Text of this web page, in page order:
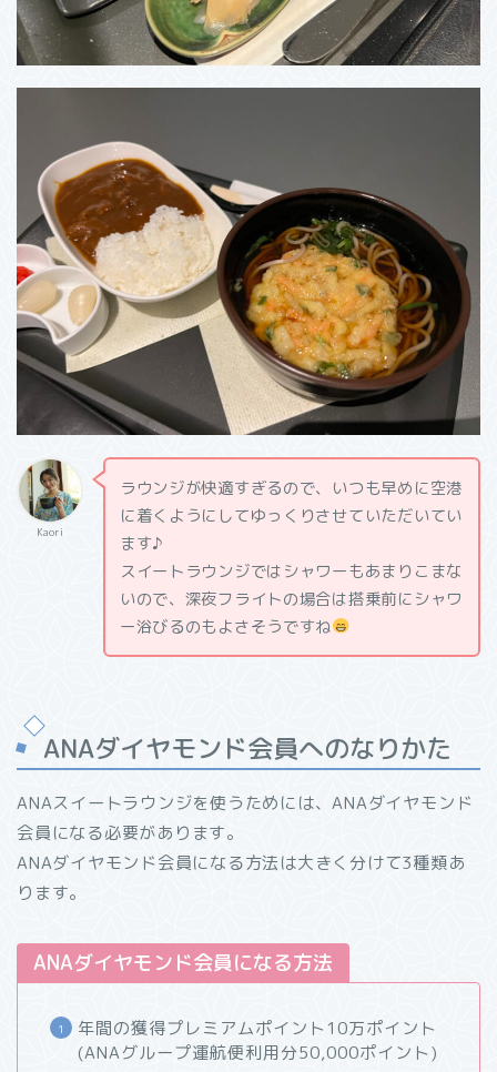
Kaori
ラウンジが快適すぎるので、いつも早めに空港
に着くようにしてゆっくりさせていただいてい
ます♪
スイートラウンジではシャワーもあまりこまな
いので、深夜フライトの場合は搭乗前にシャワ
ー浴びるのもよさそうですね
ANAダイヤモンド会員へのなりかた
ANAスイートラウンジを使うためには、ANAダイヤモンド
会員になる必要があります。
ANAダイヤモンド会員になる方法は大きく分けて3種類あ
ります。
ANAダイヤモンド会員になる方法
年間の獲得プレミアムポイント10万ポイント
(ANAグループ運航便利用分50,000ポイント)